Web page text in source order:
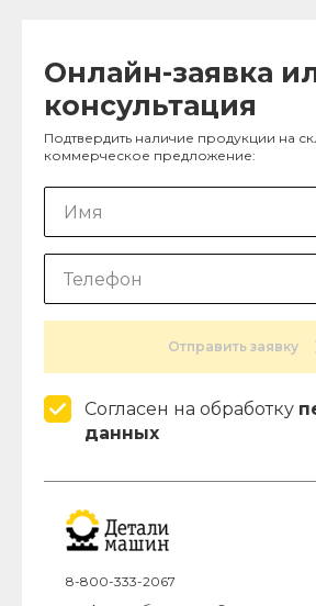
Онлайн-заявка
консультация
Подтвердить наличие продукции на
коммерческое предложение:
Отправить заявку
Согласен на обработку
данных
8-800-333-2067